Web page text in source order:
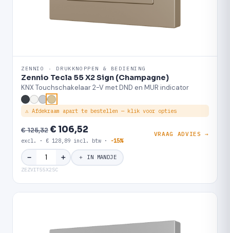
ZENNIO · DRUKKNOPPEN & BEDIENING
Zennio Tecla 55 X2 Sign (Champagne)
KNX Touchschakelaar 2-V met DND en MUR indicator
⚠ Afdekraam apart te bestellen — klik voor opties
€ 125,32€ 106,52
excl. · € 128,89 incl. btw · -15%
VRAAG ADVIES →
− ＋ ＋ IN MANDJE
ZEZVIT55X2SC